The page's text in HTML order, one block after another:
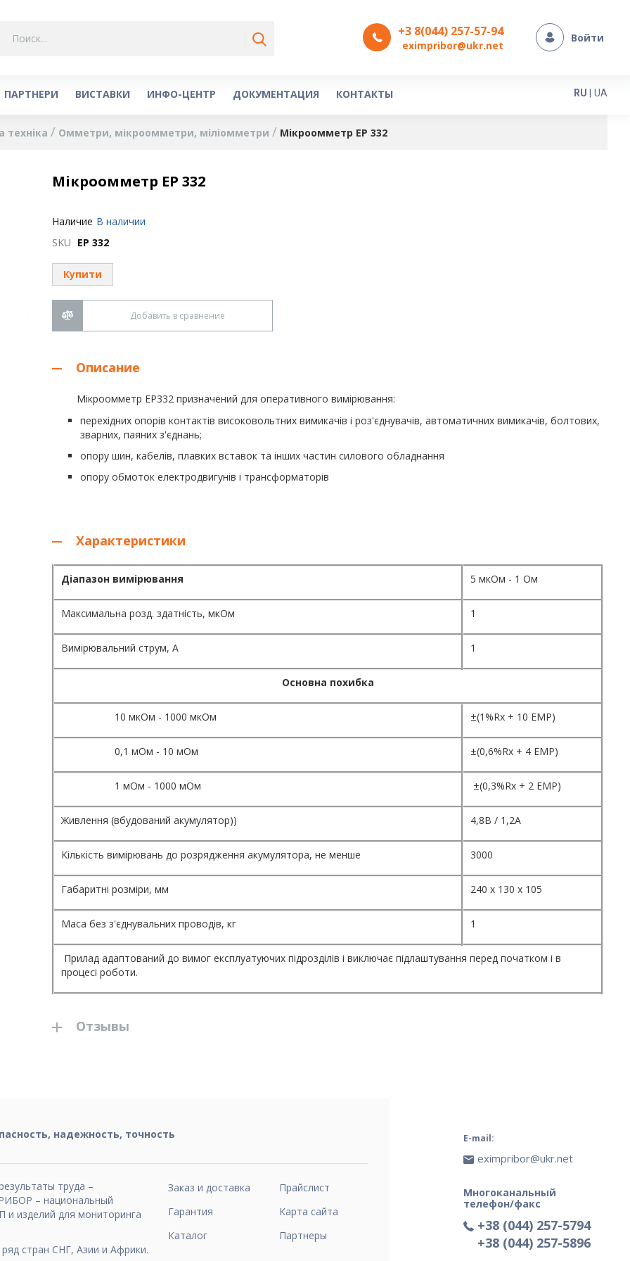
Войти
+3 8(044) 257-57-94
eximpribor@ukr.net
ПАРТНЕРИ ВИСТАВКИ ИНФО-ЦЕНТР ДОКУМЕНТАЦИЯ КОНТАКТЫ Язык
RU UA
техніка Омметри, мікроомметри, міліомметри Мікроомметр ЕР 332
Мікроомметр ЕР 332
Наличие В наличии
SKU ЕР 332
Купити
Добавить в сравнение
Описание
Мікроомметр ЕР332 призначений для оперативного вимірювання:
перехідних опорів контактів високовольтних вимикачів і роз'єднувачів, автоматичних вимикачів, болтових,
зварних, паяних з'єднань;
опору шин, кабелів, плавких вставок та інших частин силового обладнання
опору обмоток електродвигунів і трансформаторів
Характеристики
Діапазон вимірювання 5 мкОм - 1 Ом
Максимальна розд. здатність, мкОм 1
Вимірювальний струм, А 1
Основна похибка
10 мкОм - 1000 мкОм ±(1%Rx + 10 ЕМР)
0,1 мОм - 10 мОм ±(0,6%Rx + 4 ЕМР)
1 мОм - 1000 мОм ±(0,3%Rx + 2 ЕМР)
Живлення (вбудований акумулятор)) 4,8В / 1,2А
Кількість вимірювань до розрядження акумулятора, не менше 3000
Габаритні розміри, мм 240 х 130 х 105
Маса без з'єднувальних проводів, кг 1
Прилад адаптований до вимог експлуатуючих підрозділів і виключає підлаштування перед початком і в
процесі роботи.
Отзывы
надежность, точность
труда –
– национальный
и изделий для мониторинга
стран СНГ, Азии и Африки.
Заказ и доставка
Гарантия
Каталог
Прайслист
Карта сайта
Партнеры
E-mail:
eximpribor@ukr.net
Многоканальный
телефон/факс
+38 (044) 257-5794
+38 (044) 257-5896